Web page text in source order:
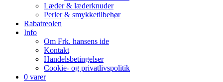
Læder & læderknuder
Perler & smykketilbehør
Rabatreolen
Info
Om Frk. hansens ide
Kontakt
Handelsbetingelser
Cookie- og privatlivspolitik
0 varer